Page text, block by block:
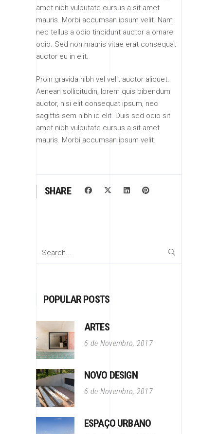
amet nibh vulputate cursus a sit amet
mauris. Morbi accumsan ipsum velit. Nam
nec tellus a odio tincidunt auctor a ornare
odio. Sed non mauris vitae erat consequat
auctor eu in elit.
Proin gravida nibh vel velit auctor aliquet.
Aenean sollicitudin, lorem quis bibendum
auctor, nisi elit consequat ipsum, nec
sagittis sem nibh id elit. Duis sed odio sit
amet nibh vulputate cursus a sit amet
mauris. Morbi accumsan ipsum velit.
SHARE
Search
POPULAR POSTS
ARTES
6 de Novembro, 2017
NOVO DESIGN
6 de Novembro, 2017
ESPAÇO URBANO